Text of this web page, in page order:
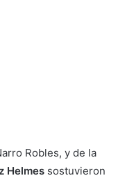
Robles, y de la
Helmes sostuvieron